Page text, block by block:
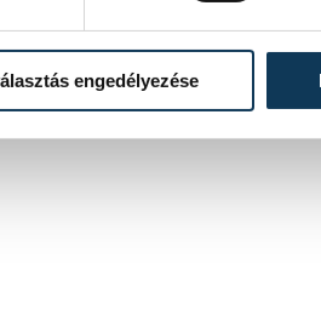
engedélyezése